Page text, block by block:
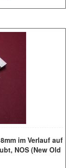
im Verlauf auf
NOS (New Old